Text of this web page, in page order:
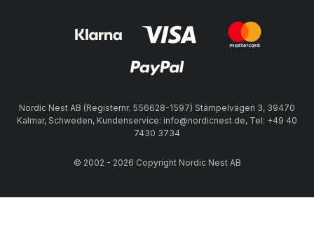
Nordic Nest AB (Registernr. 556628-1597) Stämpelvägen 3, 39470
Kalmar, Schweden, Kundenservice: info@nordicnest.de, Tel: +49 40
7430 3734
© 2002 - 2026 Copyright Nordic Nest AB